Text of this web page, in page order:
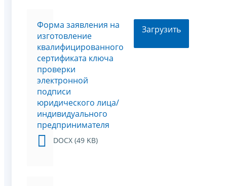
Форма заявления на
изготовление
квалифицированного
сертификата ключа
проверки
электронной
подписи
юридического лица/
индивидуального
предпринимателя
DOCX (49 KB)
Загрузить